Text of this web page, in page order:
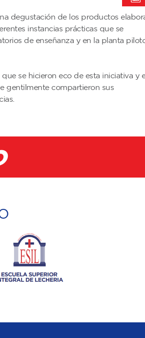
degustación de los productos
instancias prácticas que se
de enseñanza y en la planta
se hicieron eco de esta iniciativa y
gentilmente compartieron sus